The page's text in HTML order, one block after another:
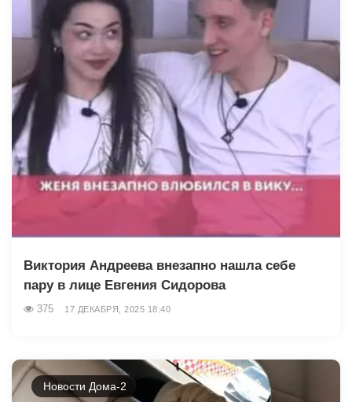
Виктория Андреева внезапно нашла себе
пару в лице Евгения Сидорова
375 17 ДЕКАБРЯ, 2025 18:40
Новости Дома-2